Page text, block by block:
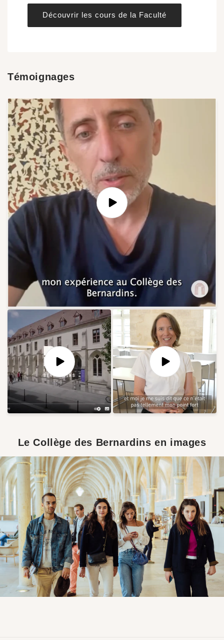
Découvrir les cours de la Faculté
Témoignages
Le Collège des Bernardins en images